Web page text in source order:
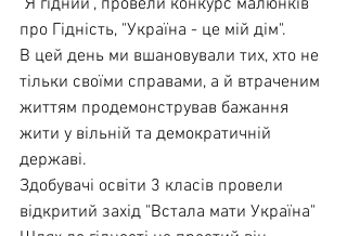
"Я гідний", провели конкурс малюнків
про Гідність, "Україна - це мій дім".
В цей день ми вшановували тих, хто не
тільки своїми справами, а й втраченим
життям продемонстрував бажання
жити у вільній та демократичній
державі.
Здобувачі освіти 3 класів провели
відкритий захід "Встала мати Україна"